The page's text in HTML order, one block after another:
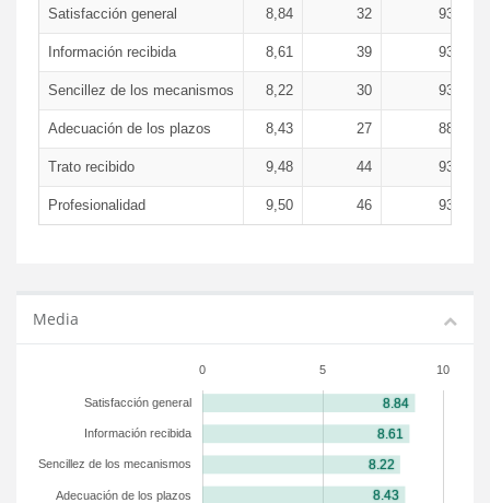
Satisfacción general 8,84 32 93,17 %
Información recibida 8,61 39 93,17 %
Sencillez de los mecanismos 8,22 30 93,17 %
Adecuación de los plazos 8,43 27 88,60 %
Trato recibido 9,48 44 93,64 %
Profesionalidad 9,50 46 93,64 %
Media
0 5 10
Satisfacción general
Información recibida
Sencillez de los mecanismos
Adecuación de los plazos